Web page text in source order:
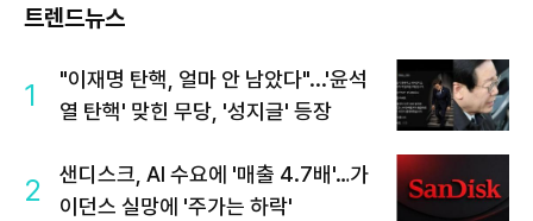
트렌드뉴스
1
"이재명 탄핵, 얼마 안 남았다"...'윤석
열 탄핵' 맞힌 무당, '성지글' 등장
2
샌디스크, AI 수요에 '매출 4.7배'…가
이던스 실망에 '주가는 하락'